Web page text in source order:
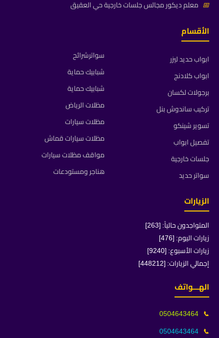
📅 معلم ديكور مجالس جلسات خارجية حي العقيق
الأقسام
ابواب حديد ليزر
ابواب كلادنج
برجولات لكسان
تركيب ساندوش بنل
تسوير شينكو
تفصيل ابواب
جلسات خارجية
سواتر حديد
سواترشرائح
شبابيك حماية
شبابيك حماية
مظلات الرياض
مظلات سيارات
مظلات سيارات قماش
مواقف مظلات سيارات
هناجر ومستودعات
الزيارات
المتواجدون حالياً: [263]
زيارات اليوم: [476]
زيارات الأسبوع: [9240]
إجمالي الزيارات: [448212]
الهـــواتف
📞
0504643464
📞
0504643464